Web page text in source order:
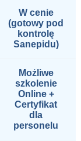
W cenie
(gotowy pod
kontrolę
Sanepidu)
Możliwe
szkolenie
Online +
Certyfikat
dla
personelu